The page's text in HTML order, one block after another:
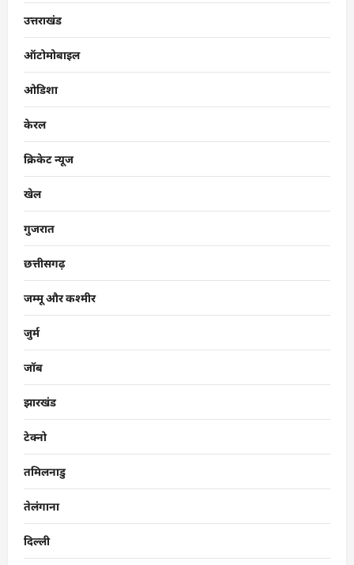
उत्तराखंड
ऑटोमोबाइल
ओडिशा
केरल
क्रिकेट न्यूज
खेल
गुजरात
छत्तीसगढ़
जम्मू और कश्मीर
जुर्म
जॉब
झारखंड
टेक्नो
तमिलनाडु
तेलंगाना
दिल्ली